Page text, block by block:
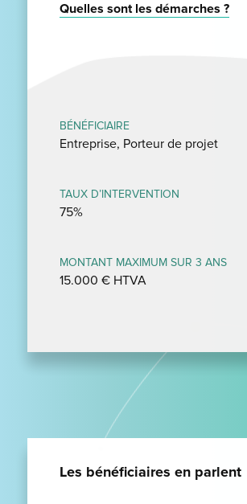
Quelles sont les démarches ?
BÉNÉFICIAIRE
Entreprise, Porteur de projet
TAUX D’INTERVENTION
75%
MONTANT MAXIMUM SUR 3 ANS
15.000 € HTVA
Les bénéficiaires en parlent